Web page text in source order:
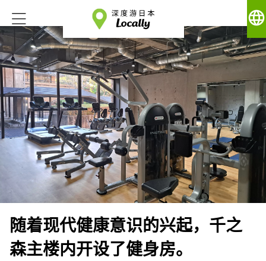
language
随着现代健康意识的兴起，千之
森主楼内开设了健身房。